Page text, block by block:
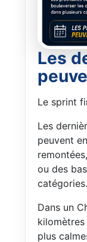
Les
Le sprint
Les
peuvent
ou des
catégories.
Dans un
plus